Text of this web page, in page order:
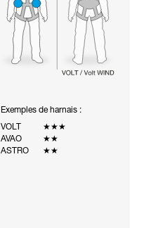
Exemples de harnais :
VOLT
★★★
AVAO
★★
ASTRO
★★